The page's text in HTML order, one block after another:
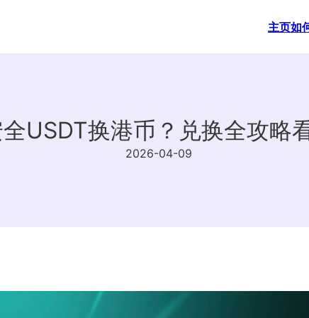
主页如
USDT换港币？兑换全攻略
2026-04-09